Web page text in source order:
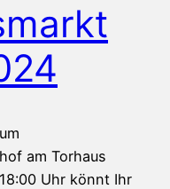
am Torhaus
Uhr könnt Ihr